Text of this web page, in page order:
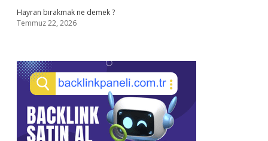
Hayran bırakmak ne demek ?
Temmuz 22, 2026